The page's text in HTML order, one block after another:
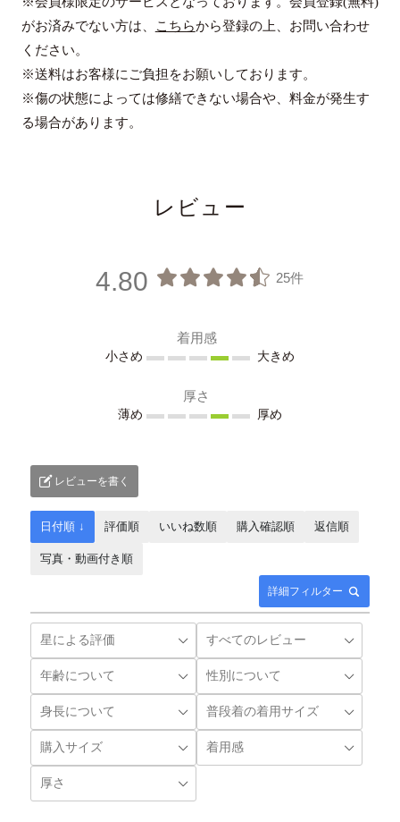
がお済みでない方は、
こちらから登録の上、お問い合わせ
ください。
※送料はお客様にご負担をお願いしております。
※傷の状態によっては修繕できない場合や、料金が発生す
る場合があります。
レビュー
4.80 25件
着用感
小さめ 大きめ
厚さ
薄め 厚め
レビューを書く
詳細フィルター
日付順 ↓ 評価順 いいね数順 購入確認順 返信順
写真・動画付き順